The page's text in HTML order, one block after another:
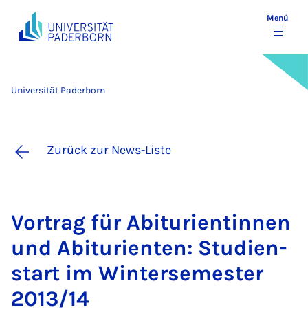
Menü
Universität Paderborn
Zurück zur News-Liste
Vor­trag für Ab­itu­ri­en­tin­nen
und Ab­itu­ri­en­ten: Stu­dien­
st­art im Win­ter­se­mes­ter
2013/14